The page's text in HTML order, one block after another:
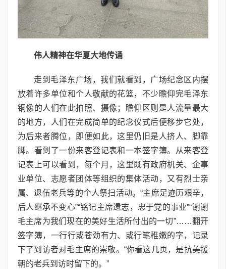
伟人精神在华夏大地传诵
走到毛泽东广场，我们就看到，广场纪念区内摆
放着许多单位和个人敬献的花篮，不少瞻仰完毛泽东
铜像的人们在此拍照、摄像；瞻仰区则是人流量最大
的地方，人们在完成简单的纪念仪式后便移步它处，
为后来者腾位，即便如此，这里仍旧是人挤人、脚靠
脚。看到了一份来客登记表和一本签字簿。从来客登
记表上可以看到，每个月，这里既有政府机关、企事
业单位、志愿者团体等组织的集体活动，又有烈士亲
属、退伍老兵等的个人祭扫活动。“主席足迹历艰辛，
后人继承不变心”“铭记主席遗志，忠于党的事业”“谢谢
毛主席为我们现在的美好生活所付出的一切”……翻开
签字簿，一行行或苍劲有力、或行笔稚嫩的字，记录
下了到访者对毛主席的崇敬。“你看这几页，是抗美援
朝的老兵到访时留下的。”